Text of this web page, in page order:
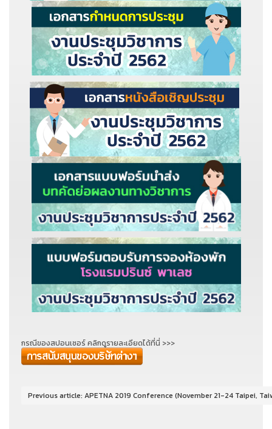
กรณีของสปอนเซอร์ คลิกดูรายละเอียดได้ที่นี่ >>>
Previous article: APETNA 2019 Conference (November 21-24 Taipei,